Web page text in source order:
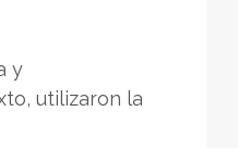
y
utilizaron la